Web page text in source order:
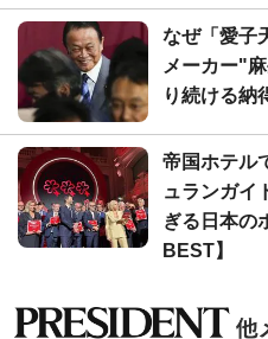
なぜ「愛子
メーカー"
り続ける納
帝国ホテル
ュランガイ
ぎる日本の
BEST】